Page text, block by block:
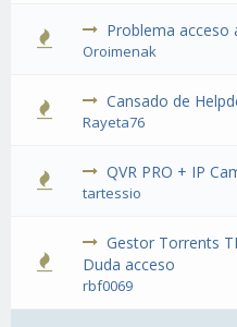
Problema acceso
Oroimenak
Cansado de
Rayeta76
QVR PRO + IP
tartessio
Gestor Torrents
Duda acceso
rbf0069